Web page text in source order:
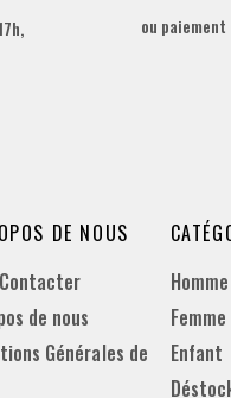
ou
DE NOUS
de nous
Générales de
Homme
Femme
Enfant